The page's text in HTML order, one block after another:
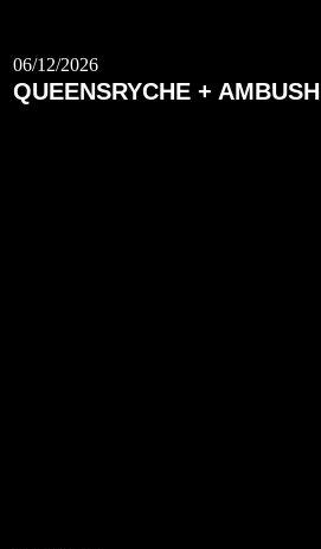
06/12/2026
QUEENSRYCHE + AMBUSH